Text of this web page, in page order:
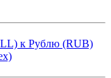
к Рублю (RUB)